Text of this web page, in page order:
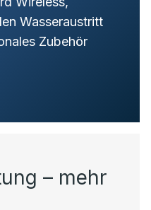
Wasseraustritt
Zubehör
– mehr